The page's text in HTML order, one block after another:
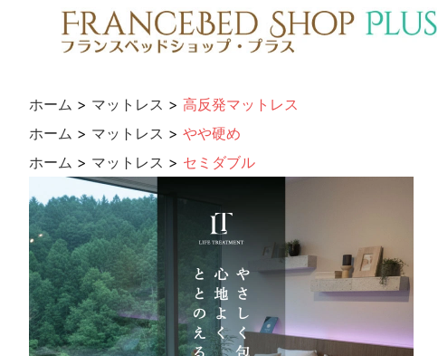
ホーム > マットレス > 高反発マットレス
ホーム > マットレス > やや硬め
ホーム > マットレス > セミダブル